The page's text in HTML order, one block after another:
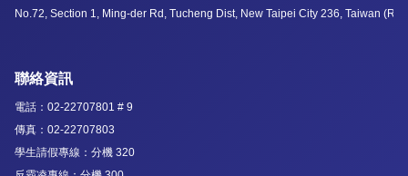
No.72, Section 1, Ming-der Rd, Tucheng Dist, New Taipei City 236, Taiwan
聯絡資訊
電話：02-22707801 # 9
傳真：02-22707803
學生請假專線：分機 320